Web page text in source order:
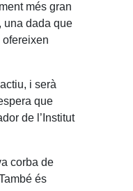
més gran
, una dada que
ofereixen
i serà
que
de l’Institut
corba de
és